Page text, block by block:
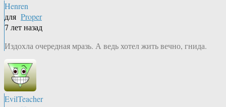
Henren
для Proper
7 лет назад
Издохла очередная мразь. А ведь хотел жить вечно, гнида.
EvilTeacher